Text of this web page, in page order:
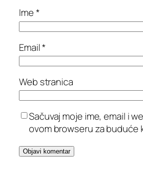
Ime*
Email*
Web stranica
Sačuvaj moje ime, email i
ovom browseru za buduće